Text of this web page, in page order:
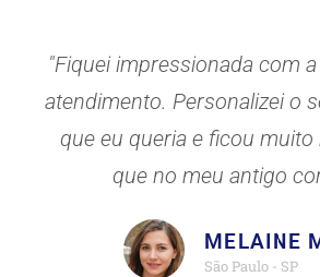
"Fiquei impressionada com
atendimento. Personalizei o
que eu queria e ficou
que no meu antigo
MELAINE
São Paulo - SP